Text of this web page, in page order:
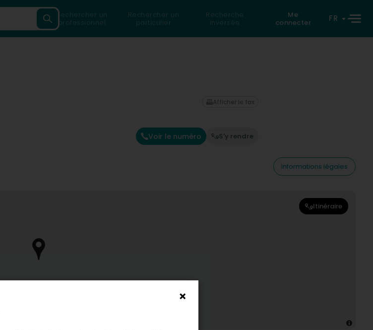
Rechercher un
professionnel
Rechercher un
particulier
Recherche
inversée
Me
connecter
FR
Voir le numéro S'y rendre
Afficher le fax
Informations légales
Itinéraire